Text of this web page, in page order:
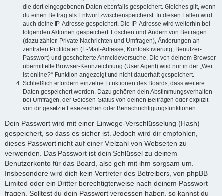
die dort eingegebenen Daten ebenfalls gespeichert. Gleiches gilt, wenn
du einen Beitrag als Entwurf zwischenspeicherst. In diesen Fällen wird
auch deine IP-Adresse gespeichert. Die IP-Adresse wird weiterhin bei
folgenden Aktionen gespeichert: Löschen und Ändern von Beiträgen
(dazu zählen Private Nachrichten und Umfragen), Änderungen an
zentralen Profildaten (E-Mail-Adresse, Kontoaktivierung, Benutzer-
Passwort) und gescheiterte Anmeldeversuche. Die von deinem Browser
übermittelte Browser-Kennzeichnung (User Agent) wird nur in der „Wer
ist online?“-Funktion angezeigt und nicht dauerhaft gespeichert.
Schließlich erfordern einzelne Funktionen des Boards, dass weitere
Daten gespeichert werden. Dazu gehören dein Abstimmungsverhalten
bei Umfragen, der Gelesen-Status von deinen Beiträgen oder explizit
von dir gesetzte Lesezeichen oder Benachrichtigungsfunktionen.
Dein Passwort wird mit einer Einwege-Verschlüsselung (Hash)
gespeichert, so dass es sicher ist. Jedoch wird dir empfohlen,
dieses Passwort nicht auf einer Vielzahl von Webseiten zu
verwenden. Das Passwort ist dein Schlüssel zu deinem
Benutzerkonto für das Board, also geh mit ihm sorgsam um.
Insbesondere wird dich kein Vertreter des Betreibers, von phpBB
Limited oder ein Dritter berechtigterweise nach deinem Passwort
fragen. Solltest du dein Passwort vergessen haben, so kannst du